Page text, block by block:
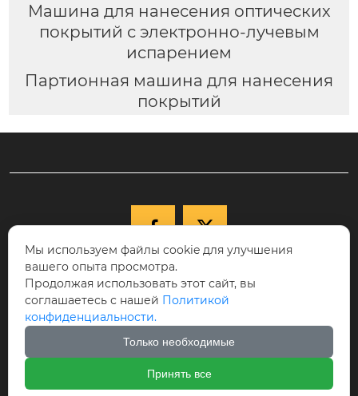
Машина для нанесения оптических
покрытий с электронно-лучевым
испарением
Партионная машина для нанесения
покрытий
 
 +86-15040177271

КНР, провинция Ляонин, г. Шэньян,
Новый район Шэньбэй, ул. Цююэху, д.
68-17, индекс 110122.
 cici@ikspvd.com
Мы используем файлы cookie для улучшения
вашего опыта просмотра.
Продолжая использовать этот сайт, вы
соглашаетесь с нашей Политикой
конфиденциальности.
Только необходимые
Принять все